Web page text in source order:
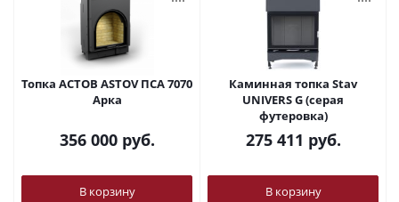
Топка АСТОВ ASTOV ПСА 7070
Арка
356 000руб.
В корзину
Каминная топка Stav
UNIVERS G (серая
футеровка)
275 411 руб.
В корзину